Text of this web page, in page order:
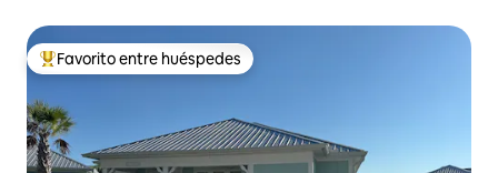
De los mejores en Favorito entre huéspedes
Favorito entre huéspedes